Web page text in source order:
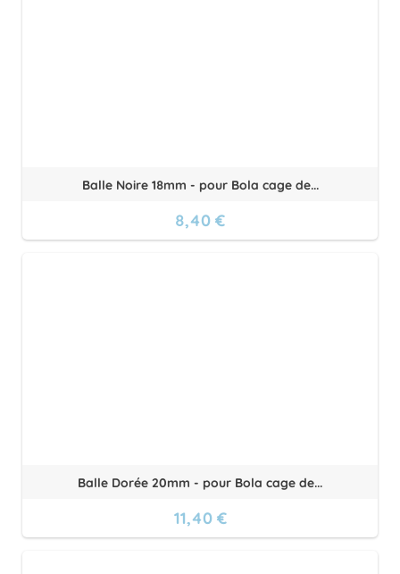
Balle Noire 18mm - pour Bola cage de...
8,40 €
Balle Dorée 20mm - pour Bola cage de...
11,40 €